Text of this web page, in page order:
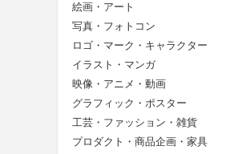
絵画・アート
写真・フォトコン
ロゴ・マーク・キャラクター
イラスト・マンガ
映像・アニメ・動画
グラフィック・ポスター
工芸・ファッション・雑貨
プロダクト・商品企画・家具